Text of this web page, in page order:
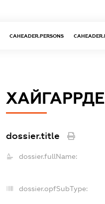
CAHEADER.PERSONS
dossier.title
dossier.fullName:
dossier.opfSubType: